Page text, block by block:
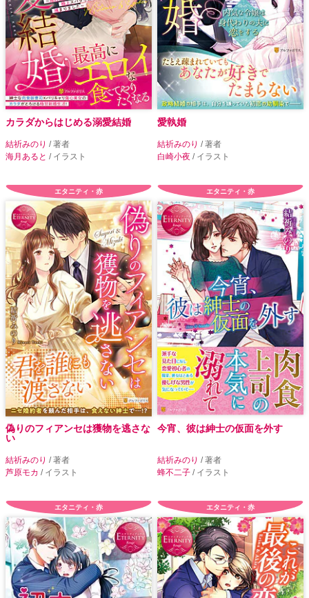
カラダからはじめる溺愛結婚
結祈みのり / 著者
海月あると / イラスト
愛執婚
結祈みのり / 著者
白崎小夜 / イラスト
エタニティ・赤
偽りのフィアンセは獲物を逃さな
い
結祈みのり / 著者
芦原モカ / イラスト
エタニティ・赤
今宵、彼は紳士の仮面を外す
結祈みのり / 著者
蜂不二子 / イラスト
エタニティ・赤 エタニティ・赤